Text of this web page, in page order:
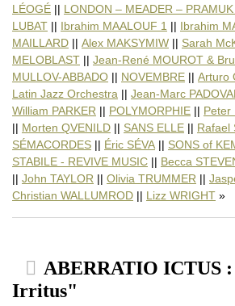
Bernard LUBAT
Ibrahim
Ibrahim
Thierry
Alex
Sarah
MELOBLAST :
Jean-René
Misha
NOVEMBRE :
Arturo
Jean-Marc
William
POLYMORPHIE
LÉOGÉ || LONDON – MEADER –
LUBAT || Ibrahim MAALOUF 1 || Ibrahim
MAILLARD || Alex MAKSYMIW || Sarah
MELOBLAST || Jean-René MOUROT &
MULLOV-ABBADO || NOVEMBRE || Arturo
Latin Jazz Orchestra || Jean-Marc
William PARKER || POLYMORPHIE || Peter
|| Morten QVENILD || SANS ELLE || Rafael
SÉMACORDES || Éric SÉVA || SONS of
STABILE - REVIVE MUSIC || Becca
|| John TAYLOR || Olivia TRUMMER ||
Christian WALLUMROD || Lizz WRIGHT
ABERRATIO ICTUS
Irritus"